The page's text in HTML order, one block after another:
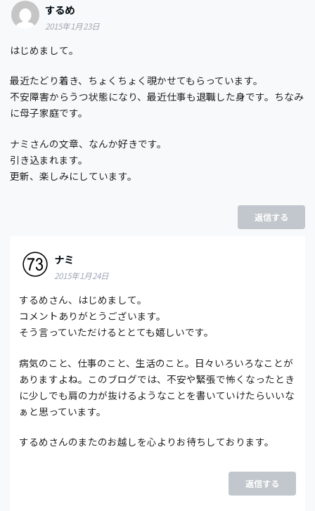
するめ
2015年1月23日
はじめまして。
最近たどり着き、ちょくちょく覗かせてもらっています。
不安障害からうつ状態になり、最近仕事も退職した身です。ちなみ
に母子家庭です。
ナミさんの文章、なんか好きです。
引き込まれます。
更新、楽しみにしています。
返信する
ナミ
2015年1月24日
するめさん、はじめまして。
コメントありがとうございます。
そう言っていただけるととても嬉しいです。
病気のこと、仕事のこと、生活のこと。日々いろいろなことが
ありますよね。このブログでは、不安や緊張で怖くなったとき
に少しでも肩の力が抜けるようなことを書いていけたらいいな
ぁと思っています。
するめさんのまたのお越しを心よりお待ちしております。
返信する